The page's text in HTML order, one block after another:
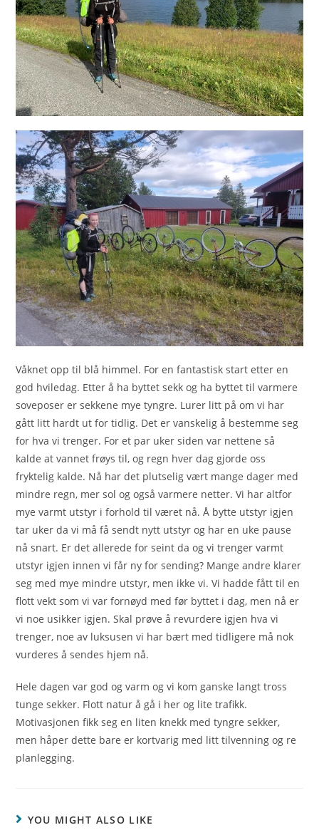
Våknet opp til blå himmel. For en fantastisk start etter en
god hviledag. Etter å ha byttet sekk og ha byttet til varmere
soveposer er sekkene mye tyngre. Lurer litt på om vi har
gått litt hardt ut for tidlig. Det er vanskelig å bestemme seg
for hva vi trenger. For et par uker siden var nettene så
kalde at vannet frøys til, og regn hver dag gjorde oss
fryktelig kalde. Nå har det plutselig vært mange dager med
mindre regn, mer sol og også varmere netter. Vi har altfor
mye varmt utstyr i forhold til været nå. Å bytte utstyr igjen
tar uker da vi må få sendt nytt utstyr og har en uke pause
nå snart. Er det allerede for seint da og vi trenger varmt
utstyr igjen innen vi får ny for sending? Mange andre klarer
seg med mye mindre utstyr, men ikke vi. Vi hadde fått til en
flott vekt som vi var fornøyd med før byttet i dag, men nå er
vi noe usikker igjen. Skal prøve å revurdere igjen hva vi
trenger, noe av luksusen vi har bært med tidligere må nok
vurderes å sendes hjem nå.
Hele dagen var god og varm og vi kom ganske langt tross
tunge sekker. Flott natur å gå i her og lite trafikk.
Motivasjonen fikk seg en liten knekk med tyngre sekker,
men håper dette bare er kortvarig med litt tilvenning og re
planlegging.
YOU MIGHT ALSO LIKE